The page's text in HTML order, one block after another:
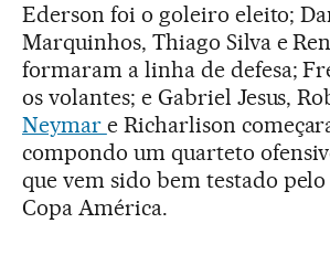
Ederson foi o goleiro eleito;
Marquinhos, Thiago Silva e
formaram a linha de defesa;
os volantes; e Gabriel Jesus,
Neymar e Richarlison
compondo um quarteto
que vem sido bem testado
Copa América.